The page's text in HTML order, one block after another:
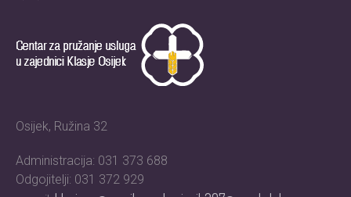
Osijek, Ružina 32
Administracija: 031 373 688
Odgojitelji: 031 372 929